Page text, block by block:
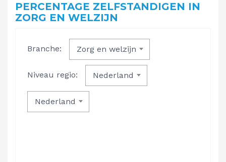
PERCENTAGE ZELFSTANDIGEN IN
ZORG EN WELZIJN